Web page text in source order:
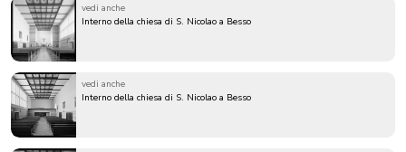
vedi anche
Interno della chiesa di S. Nicolao a Besso
vedi anche
Interno della chiesa di S. Nicolao a Besso